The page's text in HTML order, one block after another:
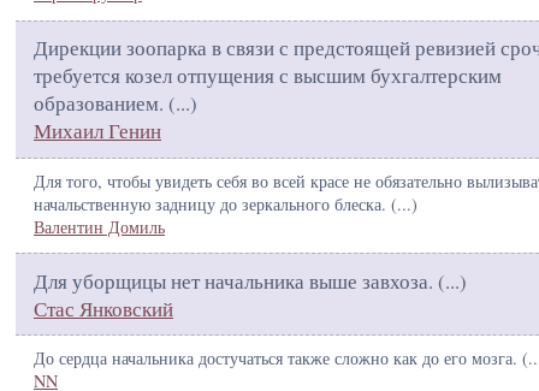
Дирекции зоопарка в связи с предстоящей ревизией
требуется козел отпущения с высшим бухгалтерским
образованием. (...)
Михаил Генин
Для того, чтобы увидеть себя во всей красе не обязательно
начальственную задницу до зеркального блеска. (...)
Валентин Домиль
Для уборщицы нет начальника выше завхоза. (...)
Стас Янковский
До сердца начальника достучаться также сложно как до его мозга. (
NN